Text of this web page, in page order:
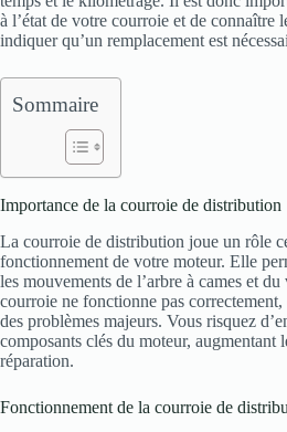
à l’état de votre courroie et de connaître
indiquer qu’un remplacement est
Sommaire
Importance de la courroie de distribution
La courroie de distribution joue un rôle
fonctionnement de votre moteur. Elle
les mouvements de l’arbre à cames et
courroie ne fonctionne pas
des problèmes majeurs. Vous risquez
composants clés du moteur, augmentant
réparation.
Fonctionnement de la courroie de